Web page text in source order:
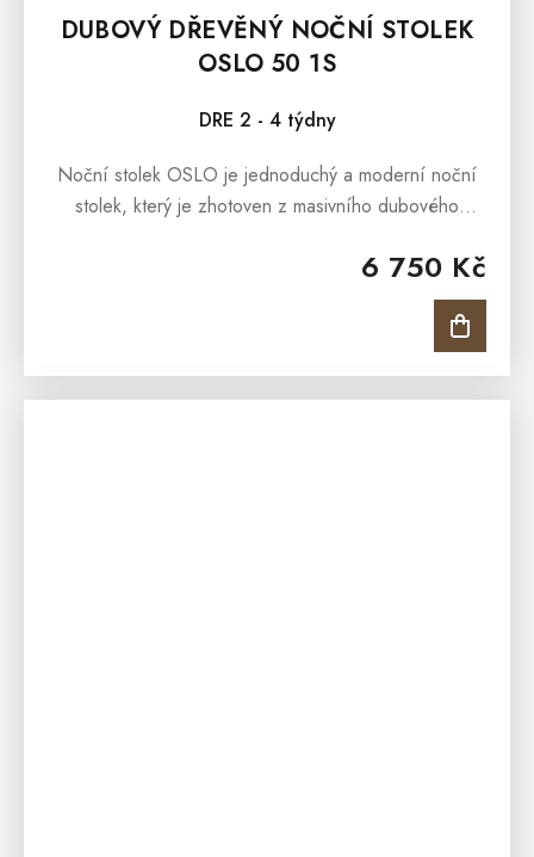
DUBOVÝ DŘEVĚNÝ NOČNÍ STOLEK
OSLO 50 1S
DRE 2 - 4 týdny
6 750 Kč
Noční stolek OSLO je jednoduchý a moderní noční
stolek, který je zhotoven z masivního dubového
představuje elegantní a...